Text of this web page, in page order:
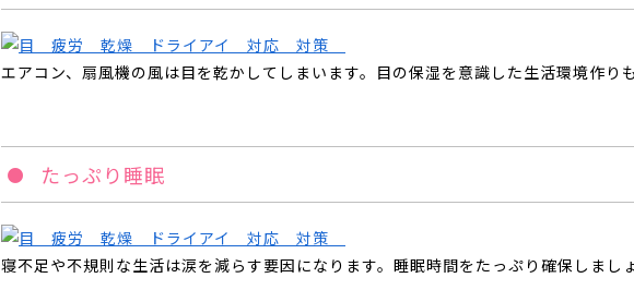
エアコン、扇風機の風は目を乾かしてしまいます。目の保湿を意識した生活環境作りも
たっぷり睡眠
寝不足や不規則な生活は涙を減らす要因になります。睡眠時間をたっぷり確保しましょ